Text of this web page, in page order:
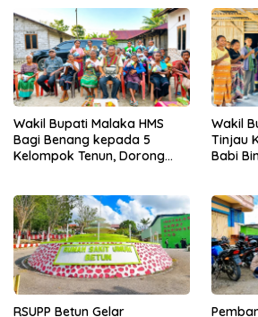
Wakil Bupati Malaka HMS
Bagi Benang kepada 5
Kelompok Tenun, Dorong
Wakil
Tinjau
Babi
RSUPP Betun Gelar